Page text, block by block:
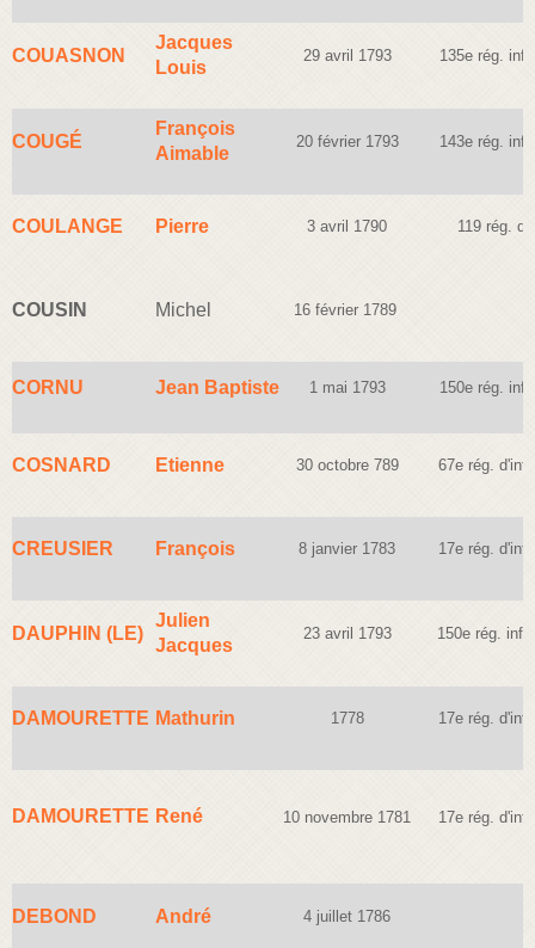
COUASNON
Jacques
Louis
29 avril 1793 135e rég.
COUGÉ
François
Aimable
20 février 1793 143e rég.
COULANGE Pierre 3 avril 1790 119 rég.
COUSIN Michel 16 février 1789
CORNU Jean Baptiste 1 mai 1793 150e rég.
COSNARD Etienne 30 octobre 789 67e rég.
CREUSIER François 8 janvier 1783 17e rég.
DAUPHIN (LE)
Julien
Jacques
23 avril 1793 150e rég.
DAMOURETTE Mathurin 1778 17e rég.
DAMOURETTE René 10 novembre 1781 17e rég.
DEBOND André 4 juillet 1786